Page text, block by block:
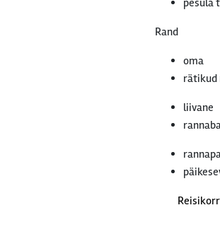
pesula
Rand
oma
rätikud
liivane